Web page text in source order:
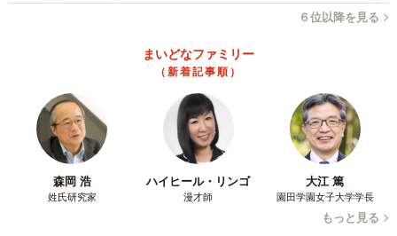
イ漫画のまとめ本をboothで販売している。いずれもユニー
はぜひチェックしていただきたい。
をぎくぼ虫さん関連情報
Xアカウント：
https://x.com/wogikubomushi
booth： https://wogino.booth.pm/
敬老の日なので pic.twitter.com/MMg8mMIOsg
６位以降を見る
まいどなファミリー
（新着記事順）
森岡 浩
姓氏研究家
ハイヒール・リンゴ
漫才師
大江 篤
園田学園女子大学学長
もっと見る